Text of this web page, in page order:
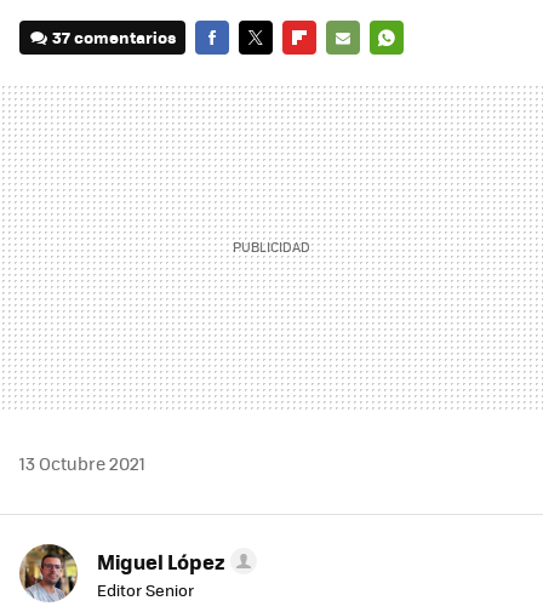
37 comentarios
MAIL
13 Octubre 2021
Miguel López
Editor Senior